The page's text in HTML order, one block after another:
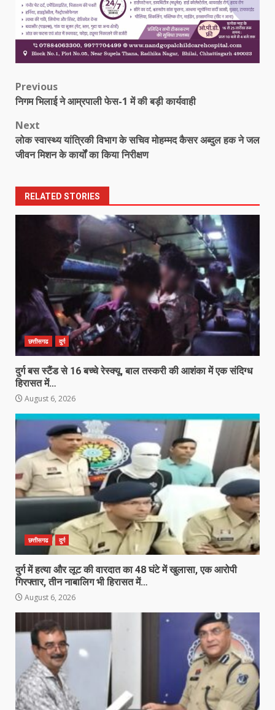
Post
navigation
Previous
निगम भिलाई ने आम्रपाली फेस-1 में की बड़ी कार्यवाही
Next
लोक स्वास्थ्य यांत्रिकी विभाग के सचिव मोहम्मद कैसर अब्दुल हक ने जल
जीवन मिशन के कार्यों का किया निरीक्षण
RELATED STORIES
छत्तीसगढ दुर्ग
दुर्ग बस स्टैंड से 16 बच्चे रेस्क्यू, बाल तस्करी की आशंका में एक संदिग्ध
हिरासत में…
August 6, 2026
छत्तीसगढ दुर्ग
दुर्ग में हत्या और लूट की वारदात का 48 घंटे में खुलासा, एक आरोपी
गिरफ्तार, तीन नाबालिग भी हिरासत में…
August 6, 2026